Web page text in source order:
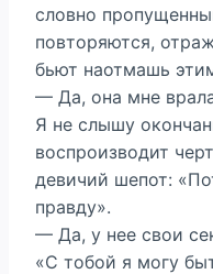
словно
повторяются,
бьют наотмашь
— Да, она мне
Я не слышу
воспроизводит
девичий шепот:
правду».
— Да, у нее свои
«С тобой я могу